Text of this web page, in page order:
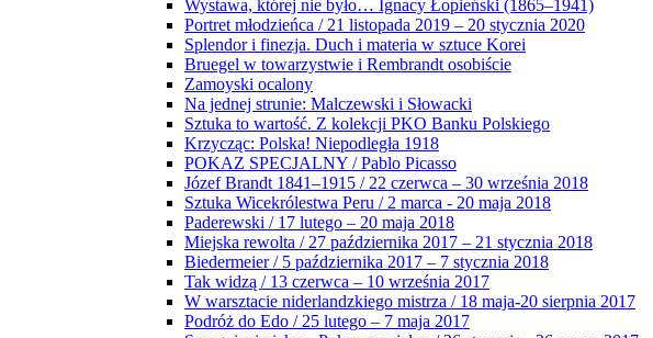
Wystawa, której nie było… Ignacy Łopieński (1865–1941)
Portret młodzieńca / 21 listopada 2019 – 20 stycznia 2020
Splendor i finezja. Duch i materia w sztuce Korei
Bruegel w towarzystwie i Rembrandt osobiście
Zamoyski ocalony
Na jednej strunie: Malczewski i Słowacki
Sztuka to wartość. Z kolekcji PKO Banku Polskiego
Krzycząc: Polska! Niepodległa 1918
POKAZ SPECJALNY / Pablo Picasso
Józef Brandt 1841–1915 / 22 czerwca – 30 września 2018
Sztuka Wicekrólestwa Peru / 2 marca - 20 maja 2018
Paderewski / 17 lutego – 20 maja 2018
Miejska rewolta / 27 października 2017 – 21 stycznia 2018
Biedermeier / 5 października 2017 – 7 stycznia 2018
Tak widzą / 13 czerwca – 10 września 2017
W warsztacie niderlandzkiego mistrza / 18 maja-20 sierpnia 2017
Podróż do Edo / 25 lutego – 7 maja 2017